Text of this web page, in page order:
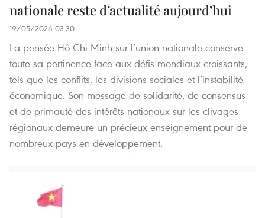
nationale reste d’actualité aujourd’hui
19/05/2026 03:30
La pensée Hô Chi Minh sur l’union nationale conserve
toute sa pertinence face aux défis mondiaux croissants,
tels que les conflits, les divisions sociales et l’instabilité
économique. Son message de solidarité, de consensus
et de primauté des intérêts nationaux sur les clivages
régionaux demeure un précieux enseignement pour de
nombreux pays en développement.